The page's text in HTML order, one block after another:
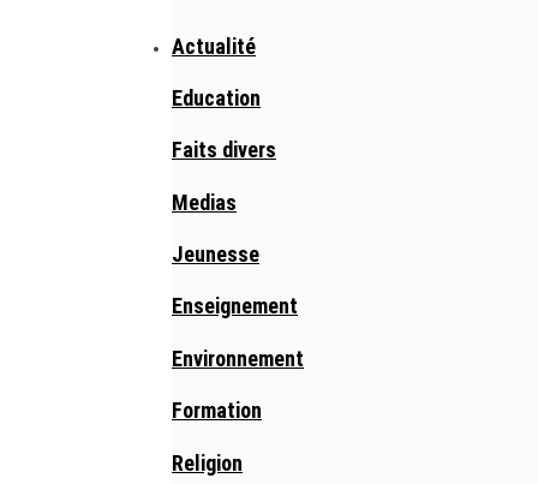
Actualité
Education
Faits divers
Medias
Jeunesse
Enseignement
Environnement
Formation
Religion